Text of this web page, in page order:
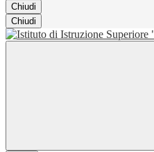
Chiudi
Chiudi